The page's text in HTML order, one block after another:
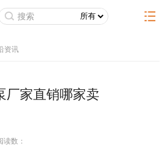
资讯
厂家直销哪家卖
读数：